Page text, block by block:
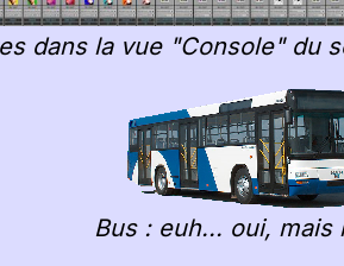
dans la vue "Console" du
Bus : euh... oui, mais